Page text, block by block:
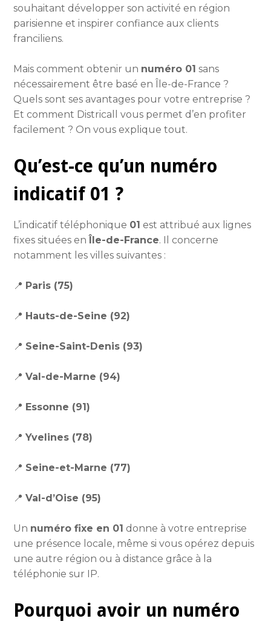
souhaitant développer son activité en région
parisienne et inspirer confiance aux clients
franciliens.
Mais comment obtenir un numéro 01 sans
nécessairement être basé en Île-de-France ?
Quels sont ses avantages pour votre entreprise ?
Et comment Districall vous permet d’en profiter
facilement ? On vous explique tout.
Qu’est-ce qu’un numéro
indicatif 01 ?
L’indicatif téléphonique 01 est attribué aux lignes
fixes situées en
Île-de-France. Il concerne
notamment les villes suivantes :
📍 Paris (75)
📍 Hauts-de-Seine (92)
📍 Seine-Saint-Denis (93)
📍Val-de-Marne (94)
📍 Essonne (91)
📍Yvelines (78)
📍 Seine-et-Marne (77)
📍Val-d’Oise (95)
Un numéro fixe en 01 donne à votre entreprise
une présence locale, même si vous opérez depuis
une autre région ou à distance grâce à la
téléphonie sur IP.
Pourquoi avoir un numéro